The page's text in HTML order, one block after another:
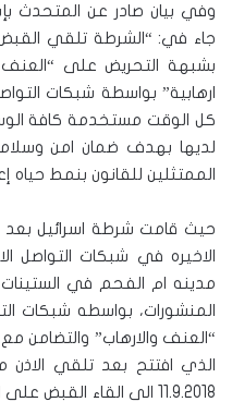
وفي بيان صادر عن المتحدث
جاء في: “الشرطة تلقي
بشبهة التحريض على “العنف
ارهابية” بواسطة شبكات
كل الوقت مستخدمة كافة
لديها بهدف ضمان امن
الممتثلين للقانون بنمط حياه
حيث قامت شرطة اسرائيل
الاخيره في شبكات التواصل
مدينه ام الفحم في
المنشورات، بواسطه شبكات
“العنف والارهاب” والتضامن
الذي افتتح بعد تلقي الاذن
11.9.2018 الى القاء